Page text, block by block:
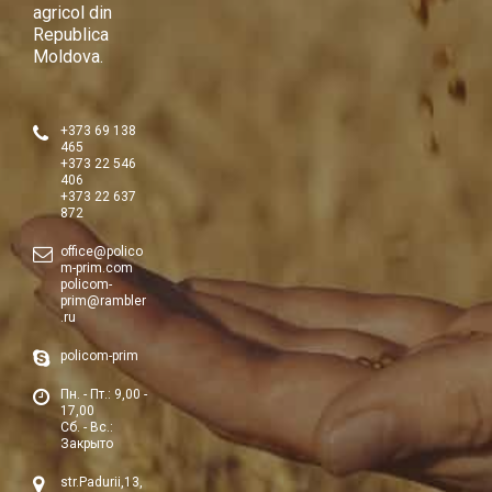
agricol din
Republica
Moldova.
+373 69 138
465
+373 22 546
406
+373 22 637
872
office@polico
m-prim.com
policom-
prim@rambler
.ru
policom-prim
Пн. - Пт.: 9,00 -
17,00
Сб. - Вс.:
Закрыто
str.Padurii,13,